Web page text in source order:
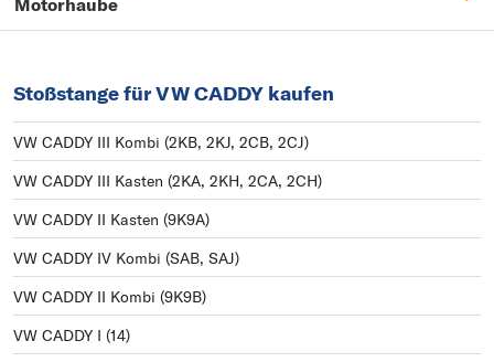
Motorhaube
Stoßstange für VW CADDY kaufen
VW CADDY III Kombi (2KB, 2KJ, 2CB, 2CJ)
VW CADDY III Kasten (2KA, 2KH, 2CA, 2CH)
VW CADDY II Kasten (9K9A)
VW CADDY IV Kombi (SAB, SAJ)
VW CADDY II Kombi (9K9B)
VW CADDY I (14)